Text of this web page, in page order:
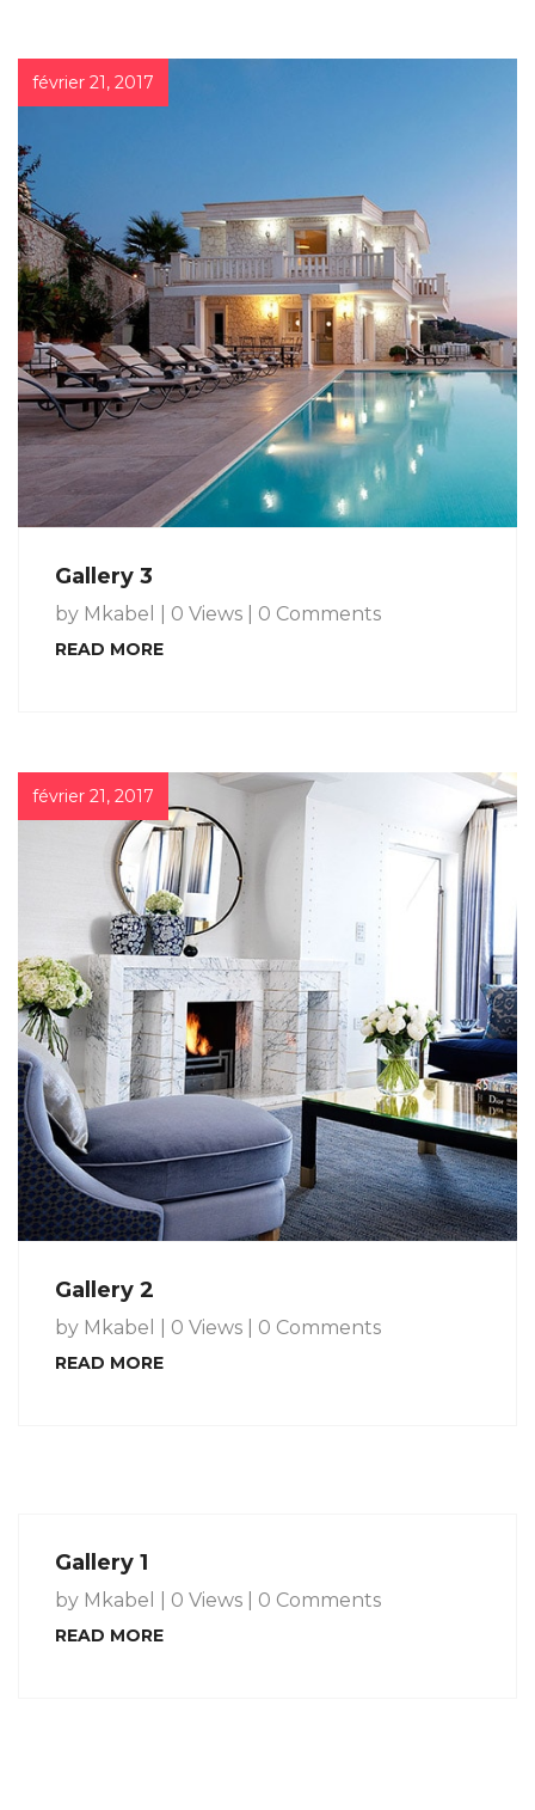
février 21, 2017
Gallery 3
by Mkabel 0 Views 0 Comments
READ MORE
février 21, 2017
Gallery 2
by Mkabel 0 Views 0 Comments
READ MORE
21,
Gallery 1
by Mkabel 0 Views 0 Comments
READ MORE